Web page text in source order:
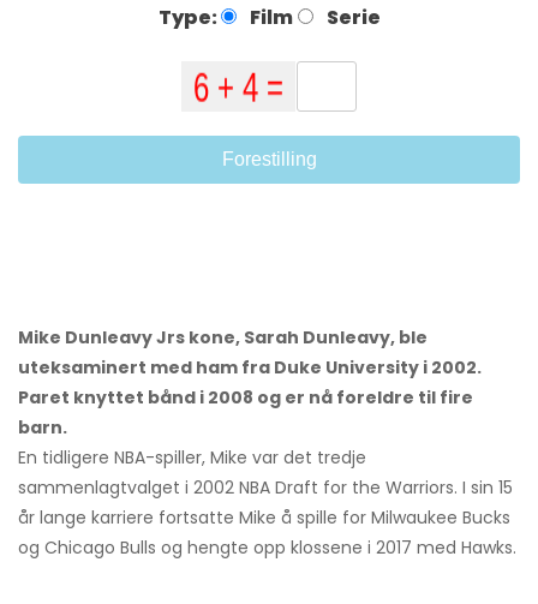
Type: Film Serie
Forestilling
Mike Dunleavy Jrs kone, Sarah Dunleavy, ble
uteksaminert med ham fra Duke University i 2002.
Paret knyttet bånd i 2008 og er nå foreldre til fire
barn.
En tidligere NBA-spiller, Mike var det tredje
sammenlagtvalget i 2002 NBA Draft for the Warriors. I sin 15
år lange karriere fortsatte Mike å spille for Milwaukee Bucks
og Chicago Bulls og hengte opp klossene i 2017 med Hawks.